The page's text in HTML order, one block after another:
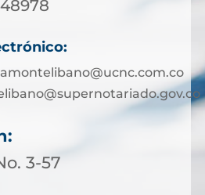
3-57